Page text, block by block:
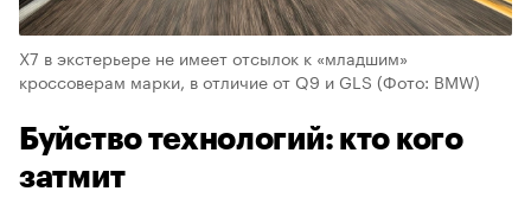
X7 в экстерьере не имеет отсылок к «младшим»
кроссоверам марки, в отличие от Q9 и GLS (Фото: BMW)
Буйство технологий: кто кого
затмит